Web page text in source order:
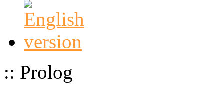
:: Prolog